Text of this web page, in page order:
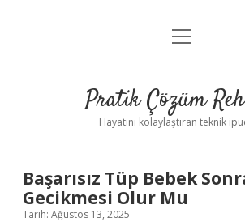
Anasayfa
Yasal Uyarı
menüyü
Pratik Çözüm
Hayatını kolaylaştıran teknik
Başarısız Tüp Bebek
Gecikmesi Olur Mu
Tarih: Ağustos 13, 2025